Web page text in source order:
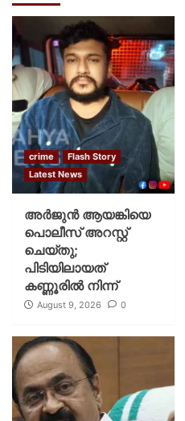
crime
Flash Story
Latest News
അർജുൻ ആയങ്കിയെ
പൊലീസ് അറസ്റ്റ്
ചെയ്‌തു;
പിടിയിലായത്
കണ്ണൂരിൽ നിന്ന്
August 9, 2026 0